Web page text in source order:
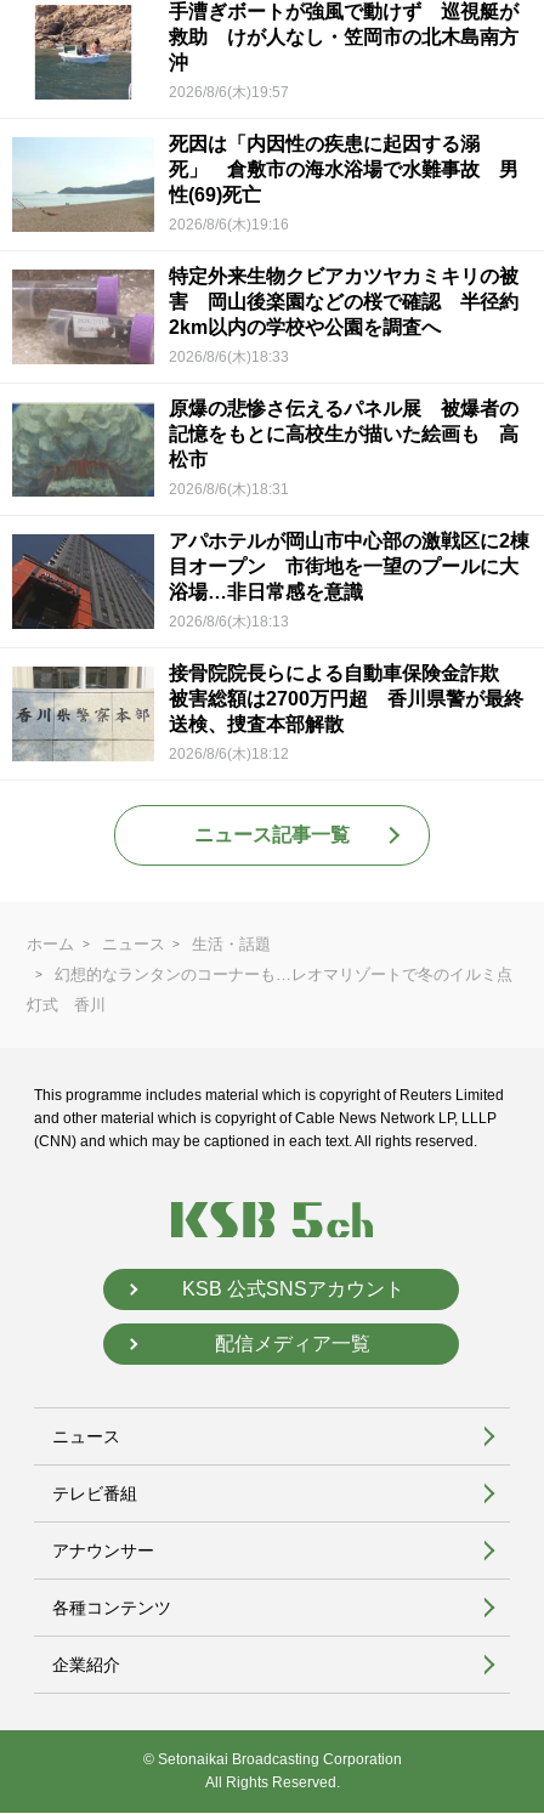
手漕ぎボートが強風で動けず 巡視艇が
救助 けが人なし・笠岡市の北木島南方
沖
2026/8/6(木)19:57
死因は「内因性の疾患に起因する溺
死」 倉敷市の海水浴場で水難事故 男
性(69)死亡
2026/8/6(木)19:16
特定外来生物クビアカツヤカミキリの被
害 岡山後楽園などの桜で確認 半径約
2km以内の学校や公園を調査へ
2026/8/6(木)18:33
原爆の悲惨さ伝えるパネル展 被爆者の
記憶をもとに高校生が描いた絵画も 高
松市
2026/8/6(木)18:31
アパホテルが岡山市中心部の激戦区に2棟
目オープン 市街地を一望のプールに大
浴場…非日常感を意識
2026/8/6(木)18:13
接骨院院長らによる自動車保険金詐欺
被害総額は2700万円超 香川県警が最終
送検、捜査本部解散
2026/8/6(木)18:12
ニュース記事一覧
ホーム ニュース
生活・話題
幻想的なランタンのコーナーも…レオマリゾートで冬のイルミ点
灯式 香川
This programme includes material which is copyright of Reuters Limited
and other material which is copyright of Cable News Network LP, LLLP
(CNN) and which may be captioned in each text. All rights reserved.
KSB 公式SNSアカウント
配信メディア一覧
ニュース
テレビ番組
アナウンサー
各種コンテンツ
企業紹介
© Setonaikai Broadcasting Corporation
All Rights Reserved.